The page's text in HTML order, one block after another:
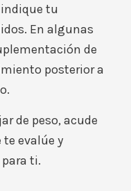
tu
En algunas
de
posterior a
de peso, acude
evalúe y
ti.